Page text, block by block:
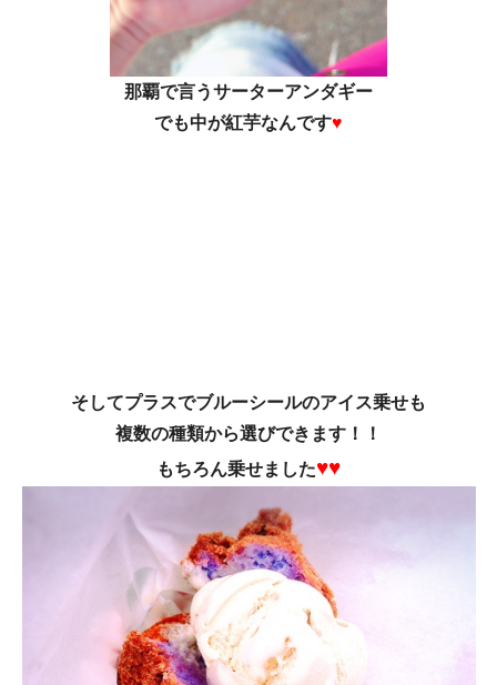
那覇で言うサーターアンダギー
でも中が紅芋なんです♥
そしてプラスでブルーシールのアイス乗せも
複数の種類から選びできます！！
もちろん乗せました♥♥